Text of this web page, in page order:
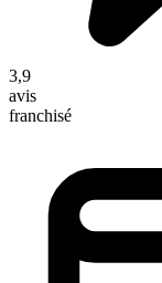
3,9
avis
franchisé